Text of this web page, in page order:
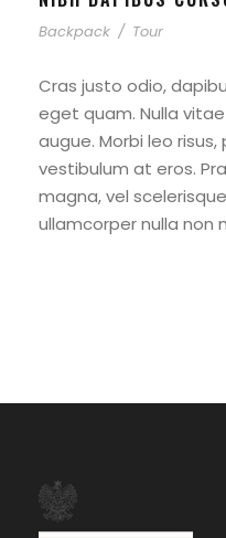
Backpack / Tour
Cras justo odio,
eget quam. Nulla
augue. Morbi leo
vestibulum at eros.
magna, vel
ullamcorper nulla non